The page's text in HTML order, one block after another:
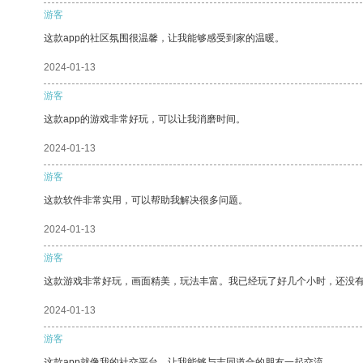
游客
这款app的社区氛围很温馨，让我能够感受到家的温暖。
2024-01-13
游客
这款app的游戏非常好玩，可以让我消磨时间。
2024-01-13
游客
这款软件非常实用，可以帮助我解决很多问题。
2024-01-13
游客
这款游戏非常好玩，画面精美，玩法丰富。我已经玩了好几个小时，还没
2024-01-13
游客